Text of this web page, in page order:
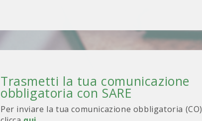
Trasmetti la tua comunicazione
obbligatoria con SARE
Per inviare la tua comunicazione obbligatoria (CO)